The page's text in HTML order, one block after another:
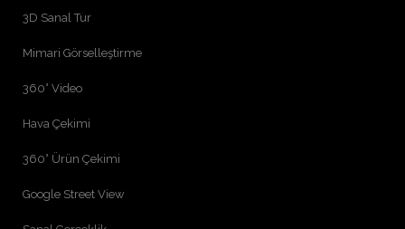
3D Sanal Tur
Mimari Görselleştirme
360° Video
Hava Çekimi
360° Ürün Çekimi
Google Street View